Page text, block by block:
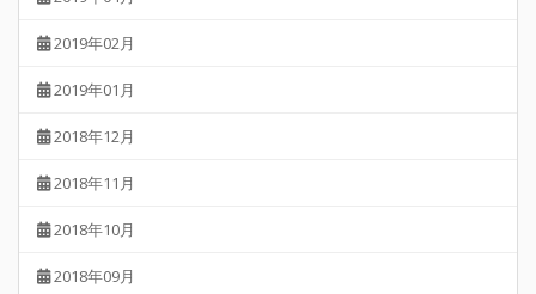
2019年02月
2019年01月
2018年12月
2018年11月
2018年10月
2018年09月